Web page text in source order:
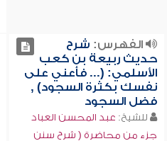
الفهرس: شرح
حديث ربيعة بن كعب
الأسلمي: (... فأعني على
نفسك بكثرة السجود) ,
فضل السجود
للشيخ: عبد المحسن العباد
جزء من محاضرة ( شرح سنن